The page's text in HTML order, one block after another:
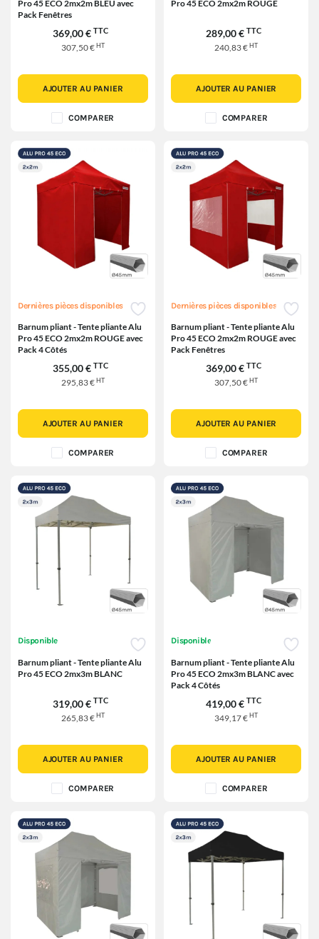
Pro 45 ECO 2mx2m BLEU avec
Pack Fenêtres
369,00 € TTC
307,50 €HT
AJOUTER AU PANIER
COMPARER
Pro 45 ECO 2mx2m ROUGE
289,00 € TTC
240,83 €HT
AJOUTER AU PANIER
COMPARER
Dernières pièces disponibles
Barnum pliant - Tente pliante Alu
Pro 45 ECO 2mx2m ROUGE avec
Pack 4 Côtés
355,00 € TTC
295,83 €HT
AJOUTER AU PANIER
COMPARER
Dernières pièces disponibles
Barnum pliant - Tente pliante Alu
Pro 45 ECO 2mx2m ROUGE avec
Pack Fenêtres
369,00 € TTC
307,50 €HT
AJOUTER AU PANIER
COMPARER
Disponible
Barnum pliant - Tente pliante Alu
Pro 45 ECO 2mx3m BLANC
319,00 € TTC
265,83 €HT
AJOUTER AU PANIER
COMPARER
Disponible
Barnum pliant - Tente pliante Alu
Pro 45 ECO 2mx3m BLANC avec
Pack 4 Côtés
419,00 € TTC
349,17 €HT
AJOUTER AU PANIER
COMPARER